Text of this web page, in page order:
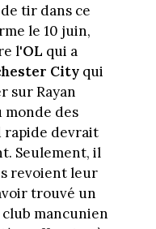
tir dans ce
le 10 juin,
l'OL qui a
Cityqui
sur Rayan
monde des
rapide devrait
Seulement, il
revoient leur
trouvé un
mancunien